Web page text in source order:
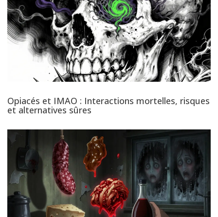
Opiacés et IMAO : Interactions mortelles, risques
et alternatives sûres